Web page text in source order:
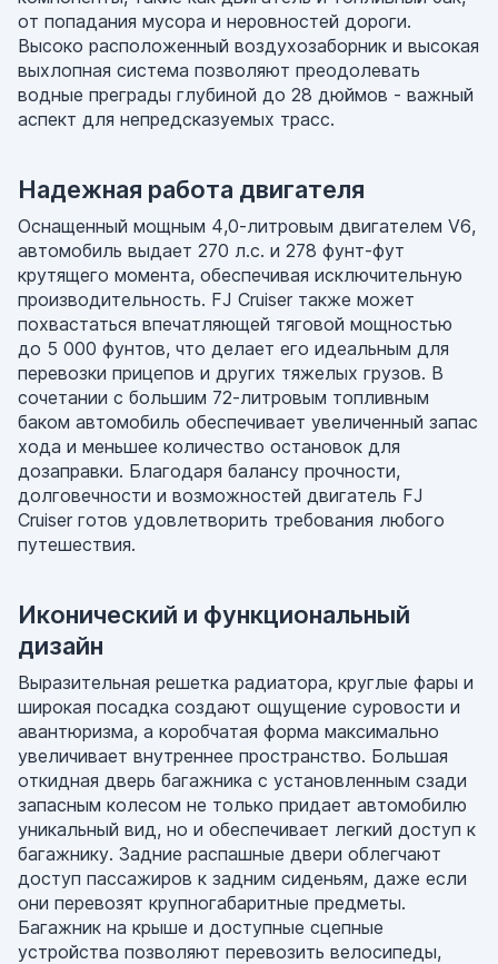
от попадания мусора и неровностей дороги.
Высоко расположенный воздухозаборник и высокая
выхлопная система позволяют преодолевать
водные преграды глубиной до 28 дюймов - важный
аспект для непредсказуемых трасс.
Надежная работа двигателя
Оснащенный мощным 4,0-литровым двигателем V6,
автомобиль выдает 270 л.с. и 278 фунт-фут
крутящего момента, обеспечивая исключительную
производительность. FJ Cruiser также может
похвастаться впечатляющей тяговой мощностью
до 5 000 фунтов, что делает его идеальным для
перевозки прицепов и других тяжелых грузов. В
сочетании с большим 72-литровым топливным
баком автомобиль обеспечивает увеличенный запас
хода и меньшее количество остановок для
дозаправки. Благодаря балансу прочности,
долговечности и возможностей двигатель FJ
Cruiser готов удовлетворить требования любого
путешествия.
Иконический и функциональный
дизайн
Выразительная решетка радиатора, круглые фары и
широкая посадка создают ощущение суровости и
авантюризма, а коробчатая форма максимально
увеличивает внутреннее пространство. Большая
откидная дверь багажника с установленным сзади
запасным колесом не только придает автомобилю
уникальный вид, но и обеспечивает легкий доступ к
багажнику. Задние распашные двери облегчают
доступ пассажиров к задним сиденьям, даже если
они перевозят крупногабаритные предметы.
Багажник на крыше и доступные сцепные
устройства позволяют перевозить велосипеды,